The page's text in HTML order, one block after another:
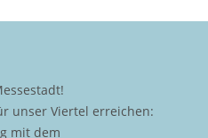
unser Viertel erreichen:
mit dem